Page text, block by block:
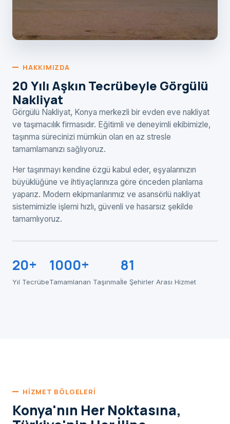
HAKKIMIZDA
20 Yılı Aşkın Tecrübeyle Görgülü
Nakliyat
Görgülü Nakliyat, Konya merkezli bir evden eve nakliyat
ve taşımacılık firmasıdır. Eğitimli ve deneyimli ekibimizle,
taşınma sürecinizi mümkün olan en az stresle
tamamlamanızı sağlıyoruz.
Her taşınmayı kendine özgü kabul eder, eşyalarınızın
büyüklüğüne ve ihtiyaçlarınıza göre önceden planlama
yaparız. Modern ekipmanlarımız ve asansörlü nakliyat
sistemimizle işlemi hızlı, güvenli ve hasarsız şekilde
tamamlıyoruz.
20+
Yıl Tecrübe
1000+
Tamamlanan Taşınma
81
İle Şehirler Arası Hizmet
HIZMET BÖLGELERI
Konya'nın Her Noktasına,